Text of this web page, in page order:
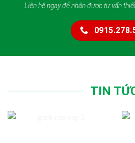
Liên hệ ngay để nhận được tư vấn
TIN